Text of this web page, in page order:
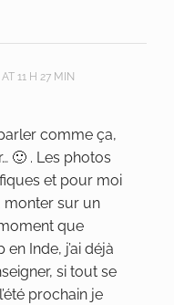
11 H 27 MIN
comme ça,
🙂 . Les photos
et pour moi
sur un
que
en Inde, j’ai déjà
si tout se
prochain je